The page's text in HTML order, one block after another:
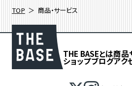
TOP 商品・サービス
THE BASEとは商品
ショップブログアク